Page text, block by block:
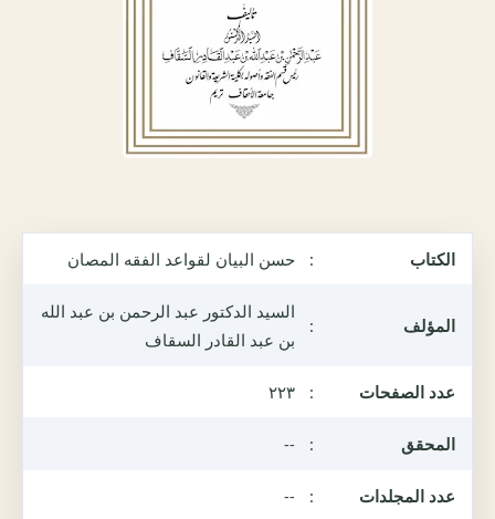
الكتاب : حسن البيان لقواعد الفقه المصان
المؤلف :
السيد الدكتور عبد الرحمن بن عبد الله
بن عبد القادر السقاف
عدد الصفحات : ٢٢٣
المحقق :
--
عدد المجلدات :
--